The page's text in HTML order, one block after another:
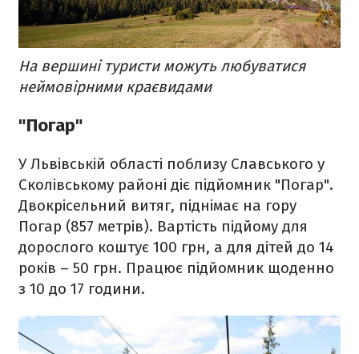
На вершині туристи можуть любуватися
неймовірними краєвидами
"Погар"
У Львівській області поблизу Славського у
Сколівському районі діє підйомник "Погар".
Двокрісельний витяг, піднімає на гору
Погар (857 метрів). Вартість підйому для
дорослого коштує 100 грн, а для дітей до 14
років – 50 грн. Працює підйомник щоденно
з 10 до 17 години.